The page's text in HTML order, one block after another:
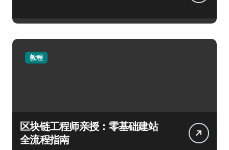
教程
区块链工程师亲授：零基础建站
全流程指南